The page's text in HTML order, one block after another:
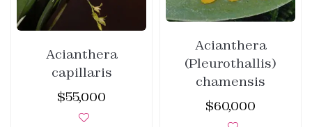
Acianthera
capillaris
$55,000
Acianthera
(Pleurothallis)
chamensis
$60,000